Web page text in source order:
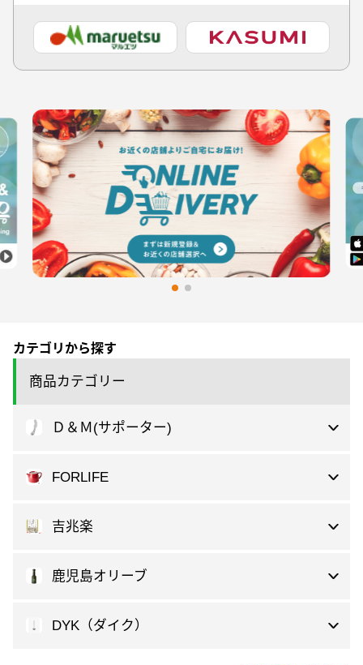
カテゴリから探す
商品カテゴリー
Ｄ＆Ｍ(サポーター)
FORLIFE
吉兆楽
鹿児島オリーブ
DYK（ダイク）